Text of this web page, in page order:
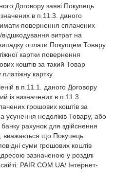
Договору заяві Покупець
в п.11.3. даного
повернення сплачених
витрат на
оплати Покупцем Товару
картки повернення
коштів за такий Товар
картку.
в п.11.1. даного Договору
із визначених в п.11.3.
грошових коштів за
усунення недоліків Товару, або
банку рахунок для здійснення
вважається що Покупець
суми грошових коштів
зазначеною у розділі
PAIR.COM.UA/ Інтернет-